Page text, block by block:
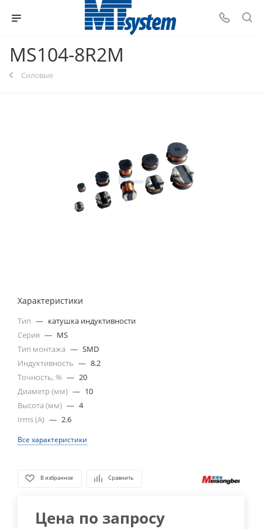
MS104-8R2M
Силовые
Характеристики
Тип — катушка индуктивности
Серия — MS
Тип монтажа — SMD
Индуктивность — 8.2
Точность, % — 20
Диаметр (мм) — 10
Высота (мм) — 4
Irms (A) — 2.6
Все характеристики
В избранное Сравнить
Цена по запросу